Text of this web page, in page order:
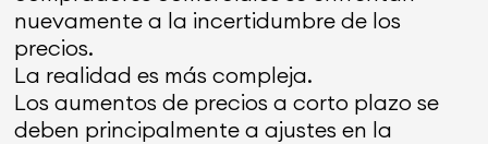
nuevamente a la incertidumbre de los
precios.
La realidad es más compleja.
Los aumentos de precios a corto plazo se
deben principalmente a ajustes en la